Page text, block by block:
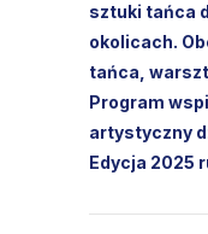
sztuki tańca
okolicach.
tańca,
Program
artystyczny
Edycja 2025